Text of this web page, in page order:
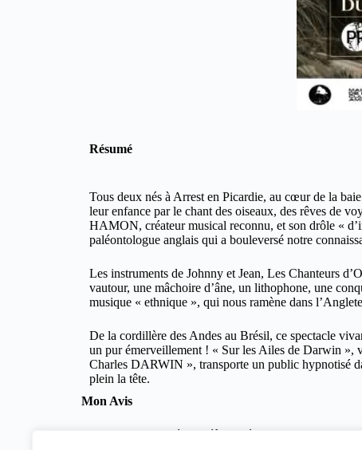
Résumé
Tous deux nés à Arrest en Picardie, au cœur de la
leur enfance par le chant des oiseaux, des rêves de
HAMON, créateur musical reconnu, et son drôle «
paléontologue anglais qui a bouleversé notre
Les instruments de Johnny et Jean, Les Chanteurs
vautour, une mâchoire d’âne, un lithophone, une
musique « ethnique », qui nous ramène dans
De la cordillère des Andes au Brésil, ce spectacle
un pur émerveillement ! « Sur les Ailes de Darwin »,
Charles DARWIN », transporte un public hypnotisé
plein la tête.
Mon Avis
Hier soir je suis allé au théâtre Présence Pasteur voir